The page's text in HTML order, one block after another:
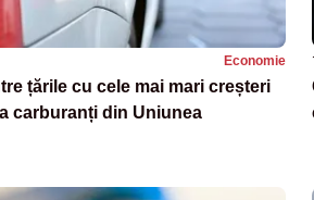
Economie
țările cu cele mai mari creșteri
carburanți din Uniunea